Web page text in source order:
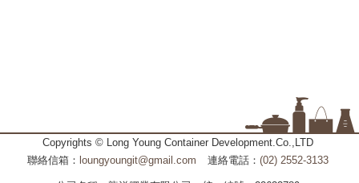
Copyrights © Long Young Container Development.Co.,LTD
聯絡信箱： loungyoungit@gmail.com 連絡電話： (02) 2552-3133